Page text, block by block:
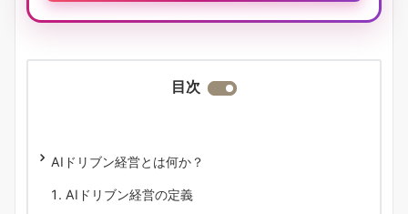
目次
AIドリブン経営とは何か？
AIドリブン経営の定義